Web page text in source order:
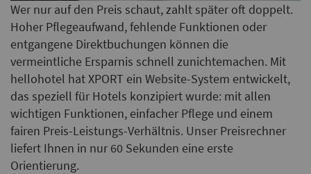
Wer nur auf den Preis schaut, zahlt später oft doppelt.
Hoher Pflegeaufwand, fehlende Funktionen oder
entgangene Direktbuchungen können die
vermeintliche Ersparnis schnell zunichtemachen. Mit
hellohotel hat XPORT ein Website-System entwickelt,
das speziell für Hotels konzipiert wurde: mit allen
wichtigen Funktionen, einfacher Pflege und einem
fairen Preis-Leistungs-Verhältnis. Unser Preisrechner
liefert Ihnen in nur 60 Sekunden eine erste
Orientierung.